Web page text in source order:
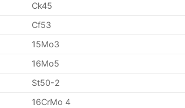
Ck45
Cf53
15Mo3
16Mo5
St50-2
16CrMo 4